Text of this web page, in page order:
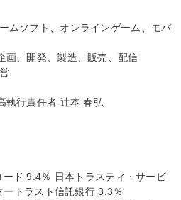
ムソフト、オンラインゲーム、モバ
執行責任者 辻本 春弘
ド 9.4％ 日本トラスティ・サービ
トラスト信託銀行 3.3％